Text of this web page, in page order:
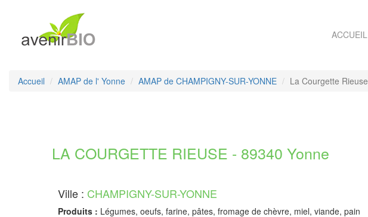
ACCUEIL
Accueil AMAP de l' Yonne AMAP de CHAMPIGNY-SUR-YONNE La Courgette Rieuse
LA COURGETTE RIEUSE - 89340 Yonne
Ville : CHAMPIGNY-SUR-YONNE
Produits : Légumes, oeufs, farine, pâtes, fromage de chèvre, miel, viande, pain